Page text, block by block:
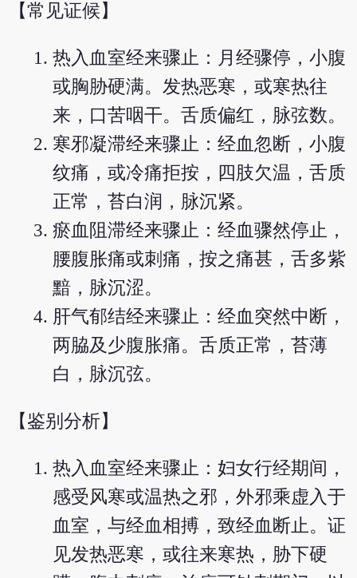
【常见证候】
热入血室经来骤止：月经骤停，小腹
或胸胁硬满。发热恶寒，或寒热往
来，口苦咽干。舌质偏红，脉弦数。
寒邪凝滞经来骤止：经血忽断，小腹
纹痛，或冷痛拒按，四肢欠温，舌质
正常，苔白润，脉沉紧。
瘀血阻滞经来骤止：经血骤然停止，
腰腹胀痛或刺痛，按之痛甚，舌多紫
黯，脉沉涩。
肝气郁结经来骤止：经血突然中断，
两脇及少腹胀痛。舌质正常，苔薄
白，脉沉弦。
【鉴别分析】
热入血室经来骤止：妇女行经期间，
感受风寒或温热之邪，外邪乘虚入于
血室，与经血相搏，致经血断止。证
见发热恶寒，或往来寒热，胁下硬